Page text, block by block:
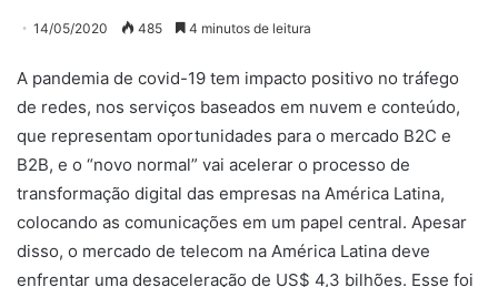
14/05/2020 485 4 minutos de leitura
A pandemia de covid-19 tem impacto positivo no tráfego
de redes, nos serviços baseados em nuvem e conteúdo,
que representam oportunidades para o mercado B2C e
B2B, e o “novo normal” vai acelerar o processo de
transformação digital das empresas na América Latina,
colocando as comunicações em um papel central. Apesar
disso, o mercado de telecom na América Latina deve
enfrentar uma desaceleração de US$ 4,3 bilhões. Esse foi